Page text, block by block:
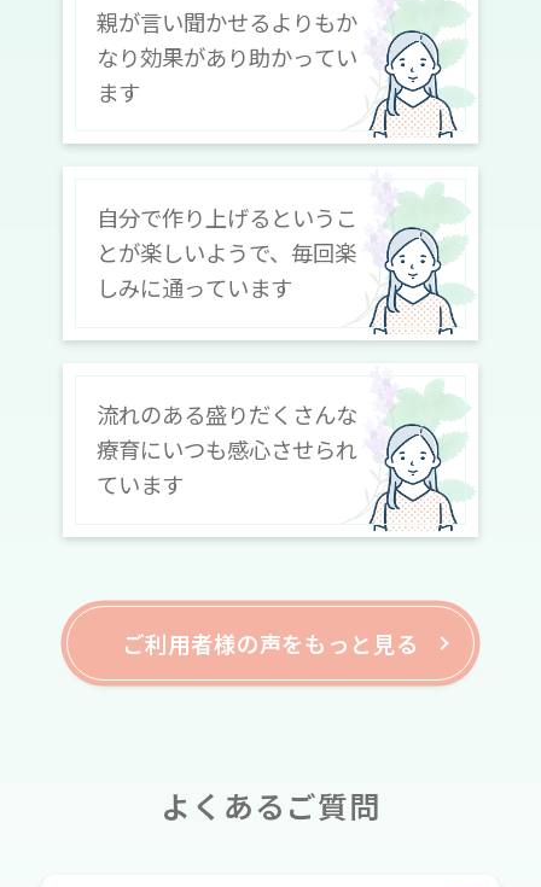
親が言い聞かせるよりもか
なり効果があり助かってい
ます
自分で作り上げるというこ
とが楽しいようで、毎回楽
しみに通っています
流れのある盛りだくさんな
療育にいつも感心させられ
ています
ご利用者様の声をもっと見る
よくあるご質問